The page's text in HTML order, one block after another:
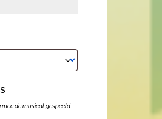
de musical gespeeld